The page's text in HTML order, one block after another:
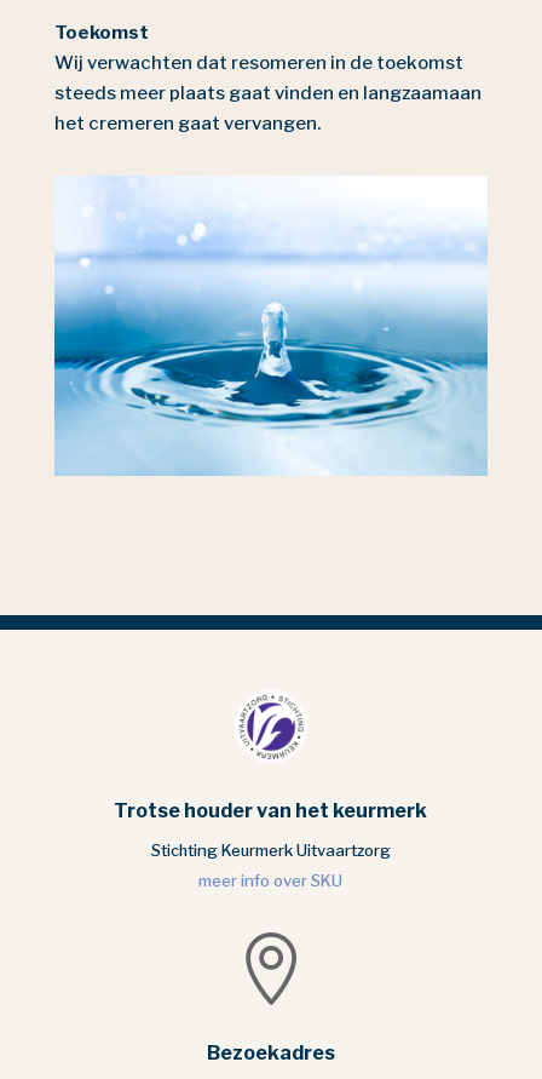
Toekomst
Wij verwachten dat resomeren in de toekomst
steeds meer plaats gaat vinden en langzaamaan
het cremeren gaat vervangen.
Trotse houder van het keurmerk
Stichting Keurmerk Uitvaartzorg
meer info over SKU

Bezoekadres